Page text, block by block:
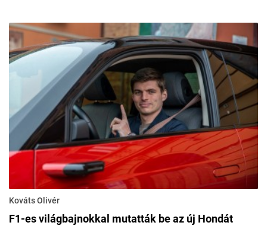
Kováts Olivér
F1-es világbajnokkal mutatták be az új Hondát